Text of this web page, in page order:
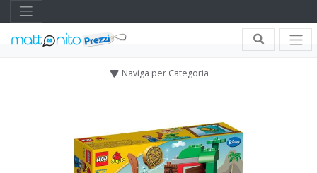
Naviga per Categoria